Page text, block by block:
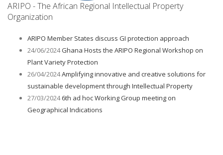
ARIPO - The African Regional Intellectual Property
Organization
ARIPO Member States discuss GI protection approach
24/06/2024Ghana Hosts the ARIPO Regional Workshop on
Plant Variety Protection
26/04/2024Amplifying innovative and creative solutions for
sustainable development through Intellectual Property
27/03/20246th ad hoc Working Group meeting on
Geographical Indications